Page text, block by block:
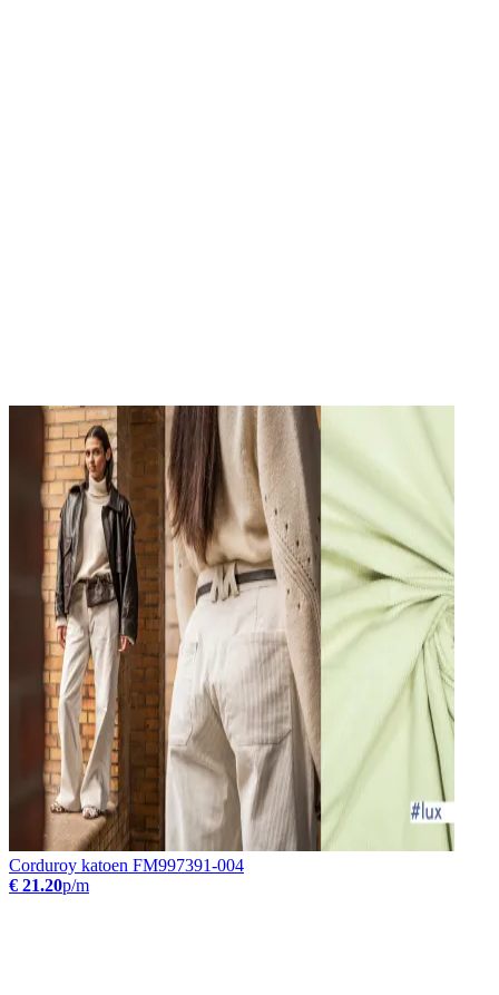
Corduroy katoen FM997391-004
€ 21.20p/m